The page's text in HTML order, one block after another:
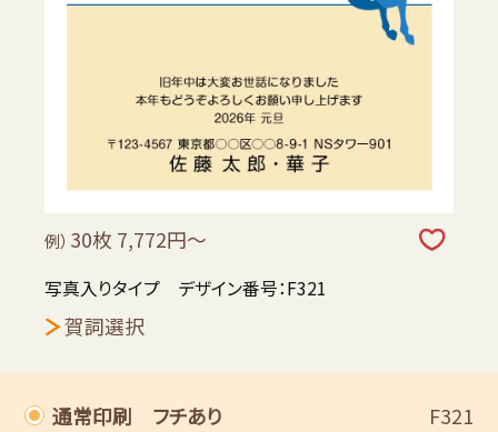
例） 30枚 7,772円～
写真入りタイプ デザイン番号：F321
賀詞選択
通常印刷 フチあり F321